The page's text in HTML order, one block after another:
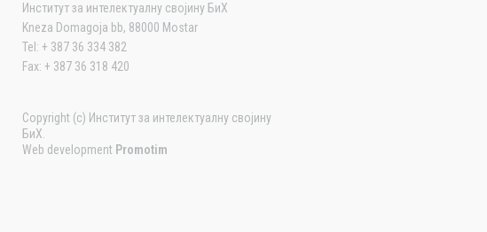
Институт за интелектуалну својину БиХ
Kneza Domagoja bb, 88000 Mostar
Tel: + 387 36 334 382
Fax: + 387 36 318 420
Copyright (c) Институт за интелектуалну својину
БиХ.
Web development Promotim